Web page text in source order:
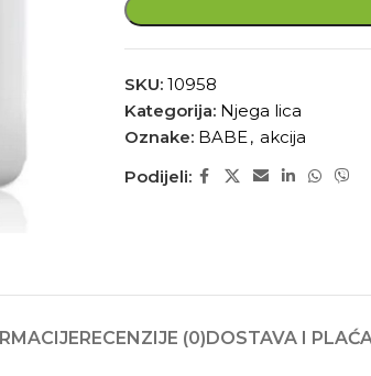
SKU: 10958
Kategorija: Njega lica
Oznake: BABE, akcija
Podijeli:
RECENZIJE (0)DOSTAVA I